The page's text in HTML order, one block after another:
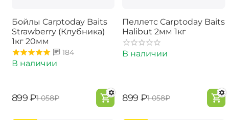
Бойлы Carptoday Baits
Strawberry (Клубника)
1кг 20мм
184
В наличии
‍899‍ ₽‍1 058‍₽
Пеллетс Carptoday Baits
Halibut 2мм 1кг
В наличии
‍899‍ ₽‍1 058‍₽